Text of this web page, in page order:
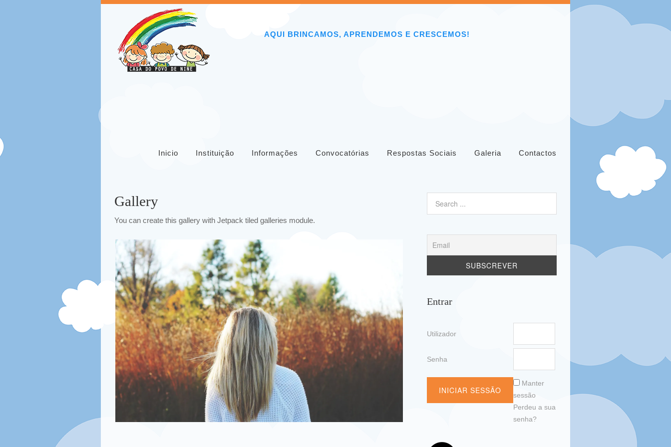
AQUI BRINCAMOS, APRENDEMOS E CRESCEMOS!
Inicio Instituição Informações Convocatórias Respostas Sociais Galeria Contactos
Gallery
You can create this gallery with Jetpack tiled galleries module.
Entrar
Utilizador
Senha
Manter
sessão
Perdeu a sua
senha?